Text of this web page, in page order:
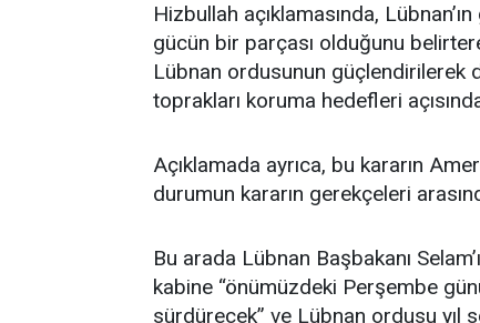
Hizbullah açıklamasında,
gücün bir parçası olduğunu
Lübnan ordusunun güçlendirilerek
toprakları koruma hedefleri
Açıklamada ayrıca, bu kararın
durumun kararın gerekçeleri
Bu arada Lübnan Başbakanı
kabine “önümüzdeki Perşembe
sürdürecek” ve Lübnan ordusu yıl